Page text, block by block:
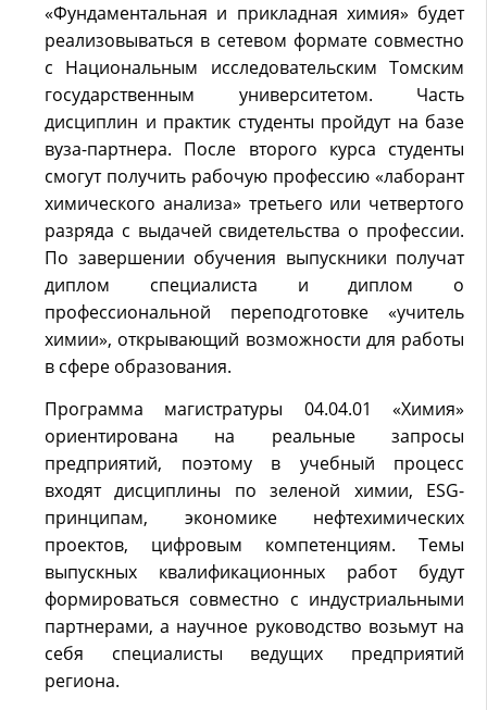
«Фундаментальная и прикладная химия» будет
реализовываться в сетевом формате совместно
с Национальным исследовательским Томским
государственным университетом. Часть
дисциплин и практик студенты пройдут на базе
вуза-партнера. После второго курса студенты
смогут получить рабочую профессию «лаборант
химического анализа» третьего или четвертого
разряда с выдачей свидетельства о профессии.
По завершении обучения выпускники получат
диплом специалиста и диплом о
профессиональной переподготовке «учитель
химии», открывающий возможности для работы
в сфере образования.
Программа магистратуры 04.04.01 «Химия»
ориентирована на реальные запросы
предприятий, поэтому в учебный процесс
входят дисциплины по зеленой химии, ESG-
принципам, экономике нефтехимических
проектов, цифровым компетенциям. Темы
выпускных квалификационных работ будут
формироваться совместно с индустриальными
партнерами, а научное руководство возьмут на
себя специалисты ведущих предприятий
региона.